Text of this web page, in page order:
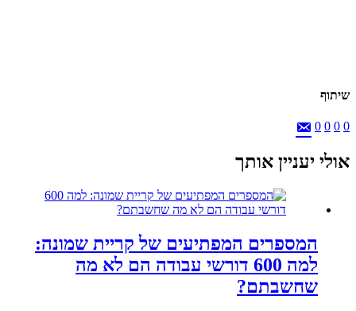
שיתוף
0
0
0
0
אולי יעניין אותך
המספרים המפתיעים של קריית שמונה:
למה 600 דורשי עבודה הם לא מה
שחשבתם?